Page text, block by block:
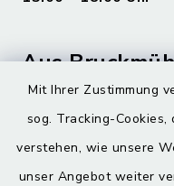
Mit Ihrer Zustimmung
sog. Tracking-
verstehen, wie unsere
unser Angebot weiter
Aus
Digitaler Ortsplan